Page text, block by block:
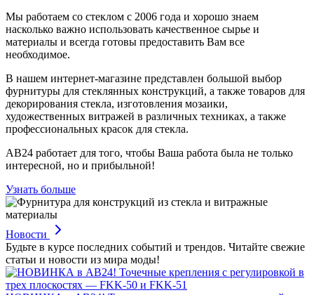
Мы работаем со стеклом с 2006 года и хорошо знаем
насколько важно использовать качественное сырье и
материалы и всегда готовы предоставить Вам все
необходимое.
В нашем интернет-магазине представлен большой выбор
фурнитуры для стеклянных конструкций, а также товаров для
декорирования стекла, изготовления мозаики,
художественных витражей в различных техниках, а также
профессиональных красок для стекла.
АВ24 работает для того, чтобы Ваша работа была не только
интересной, но и прибыльной!
Узнать больше
Новости
Будьте в курсе последних событий и трендов. Читайте свежие
статьи и новости из мира моды!